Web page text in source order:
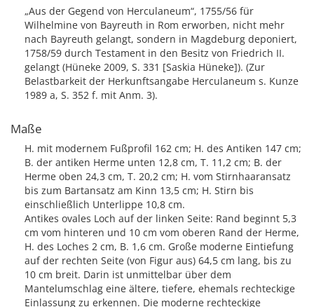
„Aus der Gegend von Herculaneum“, 1755/56 für
Wilhelmine von Bayreuth in Rom erworben, nicht mehr
nach Bayreuth gelangt, sondern in Magdeburg deponiert,
1758/59 durch Testament in den Besitz von Friedrich II.
gelangt (Hüneke 2009, S. 331 [Saskia Hüneke]). (Zur
Belastbarkeit der Herkunftsangabe Herculaneum s. Kunze
1989 a, S. 352 f. mit Anm. 3).
Maße
H. mit modernem Fußprofil 162 cm; H. des Antiken 147 cm;
B. der antiken Herme unten 12,8 cm, T. 11,2 cm; B. der
Herme oben 24,3 cm, T. 20,2 cm; H. vom Stirnhaaransatz
bis zum Bartansatz am Kinn 13,5 cm; H. Stirn bis
einschließlich Unterlippe 10,8 cm.
Antikes ovales Loch auf der linken Seite: Rand beginnt 5,3
cm vom hinteren und 10 cm vom oberen Rand der Herme,
H. des Loches 2 cm, B. 1,6 cm. Große moderne Eintiefung
auf der rechten Seite (von Figur aus) 64,5 cm lang, bis zu
10 cm breit. Darin ist unmittelbar über dem
Mantelumschlag eine ältere, tiefere, ehemals rechteckige
Einlassung zu erkennen. Die moderne rechteckige